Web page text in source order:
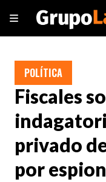
Fiscales
privado
por
POLÍTICA